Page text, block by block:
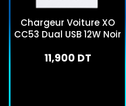
Chargeur Voiture XO
CC53 Dual USB 12W Noir
11,900 DT